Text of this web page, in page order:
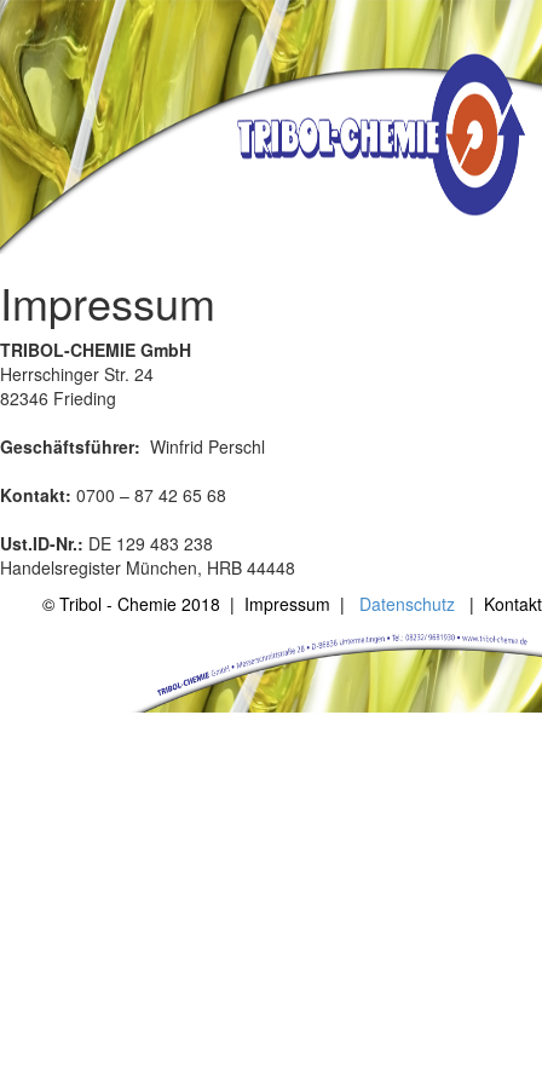
Impressum
TRIBOL-CHEMIE GmbH
Herrschinger Str. 24
82346 Frieding
Geschäftsführer: Winfrid Perschl
Kontakt: 0700 – 87 42 65 68
Ust.ID-Nr.: DE 129 483 238
Handelsregister München, HRB 44448
© Tribol - Chemie 2018 | Impressum | Datenschutz | Kontakt